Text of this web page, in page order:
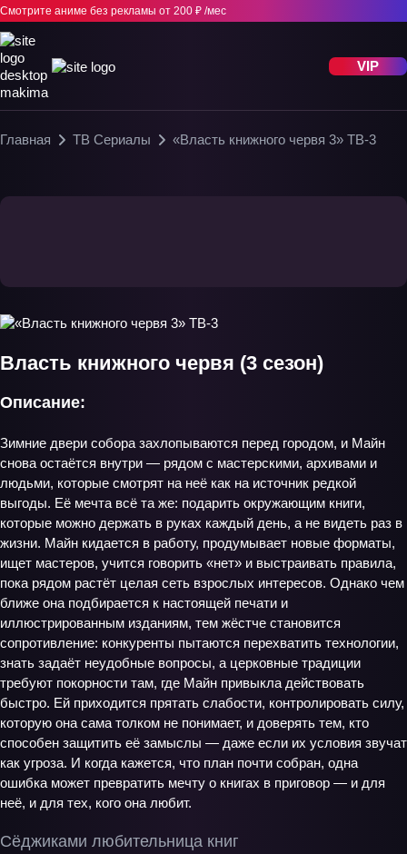
Смотрите аниме без рекламы от 200 ₽ /мес
VIP
Главная ТВ Сериалы «Власть книжного червя 3» ТВ-3
Власть книжного червя (3 сезон)
Сёджиками любительница книг
Описание:
Зимние двери собора захлопываются перед городом, и Майн
снова остаётся внутри — рядом с мастерскими, архивами и
людьми, которые смотрят на неё как на источник редкой
выгоды. Её мечта всё та же: подарить окружающим книги,
которые можно держать в руках каждый день, а не видеть раз в
жизни. Майн кидается в работу, продумывает новые форматы,
ищет мастеров, учится говорить «нет» и выстраивать правила,
пока рядом растёт целая сеть взрослых интересов. Однако чем
ближе она подбирается к настоящей печати и
иллюстрированным изданиям, тем жёстче становится
сопротивление: конкуренты пытаются перехватить технологии,
знать задаёт неудобные вопросы, а церковные традиции
требуют покорности там, где Майн привыкла действовать
быстро. Ей приходится прятать слабости, контролировать силу,
которую она сама толком не понимает, и доверять тем, кто
способен защитить её замыслы — даже если их условия звучат
как угроза. И когда кажется, что план почти собран, одна
ошибка может превратить мечту о книгах в приговор — и для
неё, и для тех, кого она любит.